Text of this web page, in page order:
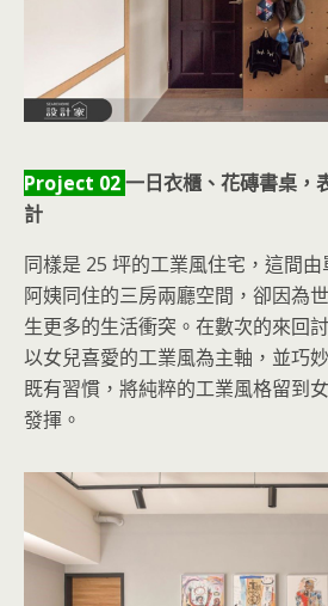
Project 02一日衣櫃、花磚書桌，
計
同樣是 25 坪的工業風住宅，這間由
阿姨同住的三房兩廳空間，卻因為
生更多的生活衝突。在數次的來回
以女兒喜愛的工業風為主軸，並巧
既有習慣，將純粹的工業風格留到
發揮。